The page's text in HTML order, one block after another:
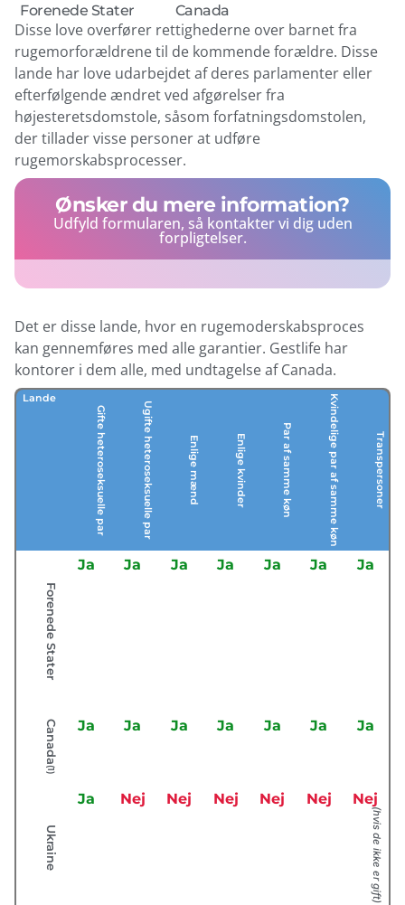
Forenede Stater Canada
Disse love overfører rettighederne over barnet fra
rugemorforældrene til de kommende forældre. Disse
lande har love udarbejdet af deres parlamenter eller
efterfølgende ændret ved afgørelser fra
højesteretsdomstole, såsom forfatningsdomstolen,
der tillader visse personer at udføre
rugemorskabsprocesser.
Ønsker du mere information?
Udfyld formularen, så kontakter vi dig uden
forpligtelser.
Det er disse lande, hvor en rugemoderskabsproces
kan gennemføres med alle garantier. Gestlife har
kontorer i dem alle, med undtagelse af Canada.
Lande
Gifte heteroseksuelle par Ugifte heteroseksuelle par Enlige mænd Enlige kvinder Par af samme køn Kvindelige par af samme køn Transpersoner
Forenede Stater
Ja Ja Ja Ja Ja Ja Ja
Canada
(1)
Ja Ja Ja Ja Ja Ja Ja
Ukraine
Ja Nej Nej Nej Nej Nej Nej
(hvis de ikke er gift)